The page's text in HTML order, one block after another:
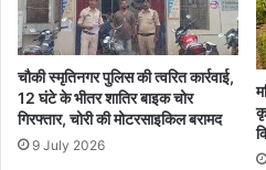
चौकी स्मृतिनगर पुलिस की त्वरित कार्रवाई,
12 घंटे के भीतर शातिर बाइक चोर
गिरफ्तार, चोरी की मोटरसाइकिल बरामद
9 July 2026